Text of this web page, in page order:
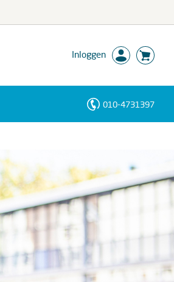
Inloggen
010-4731397